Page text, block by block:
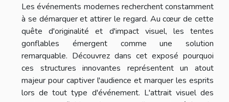
Les événements modernes recherchent constamment
à se démarquer et attirer le regard. Au cœur de cette
quête d'originalité et d'impact visuel, les tentes
gonflables émergent comme une solution
remarquable. Découvrez dans cet exposé pourquoi
ces structures innovantes représentent un atout
majeur pour captiver l'audience et marquer les esprits
lors de tout type d'événement. L'attrait visuel des